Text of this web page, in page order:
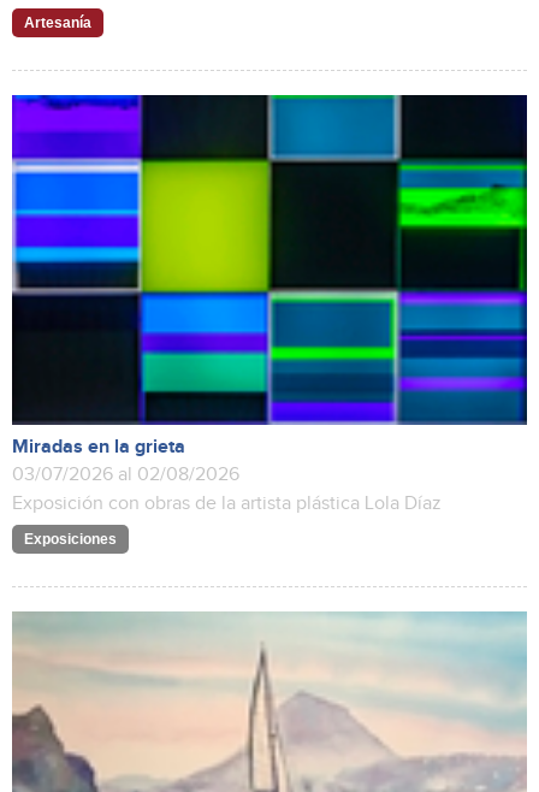
Artesanía
Miradas en la grieta
03/07/2026 al 02/08/2026
Exposición con obras de la artista plástica Lola Díaz
Exposiciones